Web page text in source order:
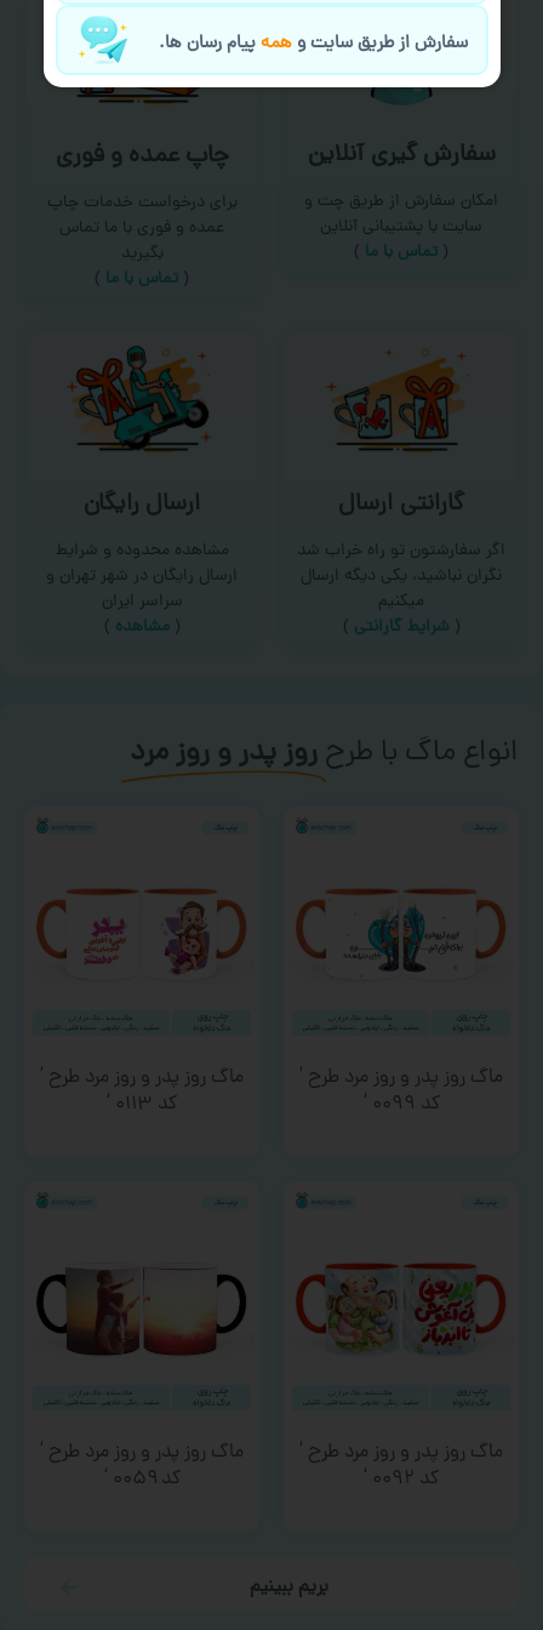
سفارش گیری آنلاین
امکان سفارش از طریق چت و
سایت با پشتیبانی آنلاین
( تماس با ما‌ )
چاپ عمده و فوری
برای درخواست خدمات چاپ
عمده و فوری با ما تماس
بگیرید
( تماس با ما )
گارانتی ارسال
اگر سفارشتون تو راه خراب شد
نگران نباشید، یکی دیگه ارسال
میکنیم
( شرایط گارانتی )
ارسال رایگان
مشاهده محدوده و شرایط
ارسال رایگان در شهر تهران و
سراسر ایران
(مشاهده )
انواع ماگ با طرحروز پدر و روز مرد
ماگ روز پدر و روز مرد طرح ‘
کد ۰۰۹۹ ‘
ماگ روز پدر و روز مرد طرح ‘
کد ۰۱۱۳ ‘
ماگ روز پدر و روز مرد طرح ‘
کد ۰۰۹۲ ‘
ماگ روز پدر و روز مرد طرح ‘
کد ۰۰۵۹ ‘
بریم ببینیم
سفارش از طریق سایت وهمهپیام رسان ها.